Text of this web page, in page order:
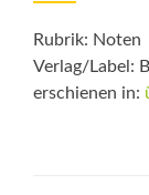
Rubrik: Noten
Verlag/Label:
erschienen in: